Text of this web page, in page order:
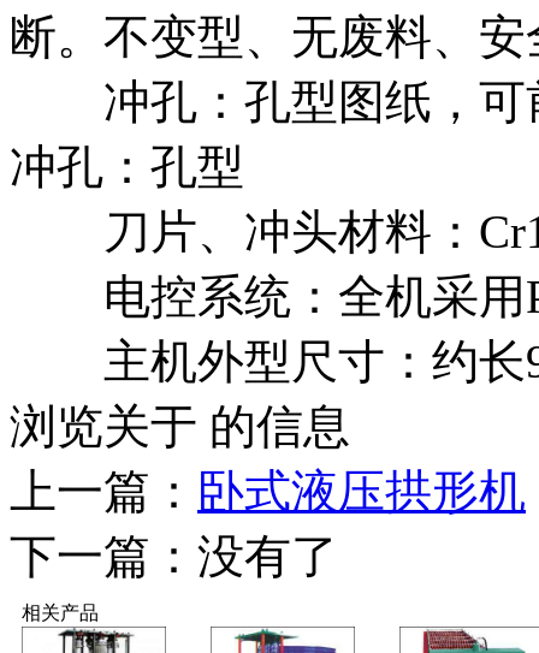
断。不变型、无废料、
冲孔：孔型图纸，可
冲孔：孔型
刀片、冲头材料：
电控系统：全机采用
主机外型尺寸：约长
浏览关于 的信息
上一篇： 卧式液压拱形机
下一篇：没有了
相关产品